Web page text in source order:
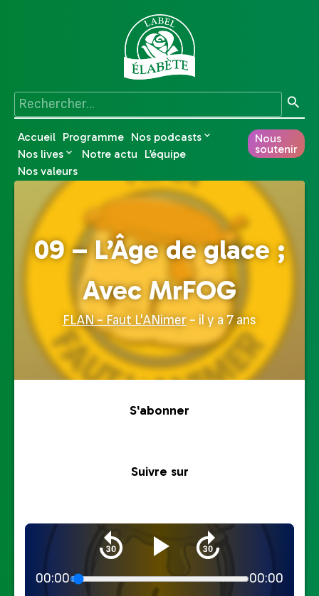
Accueil Programme Nos podcasts
Nos lives
Notre actu
L’équipe
Nos valeurs
Nous
soutenir
09 – L’Âge de glace ;
Avec MrFOG
FLAN - Faut L'ANimer - il y a 7 ans
S'abonner
Suivre sur
00:00 00:00